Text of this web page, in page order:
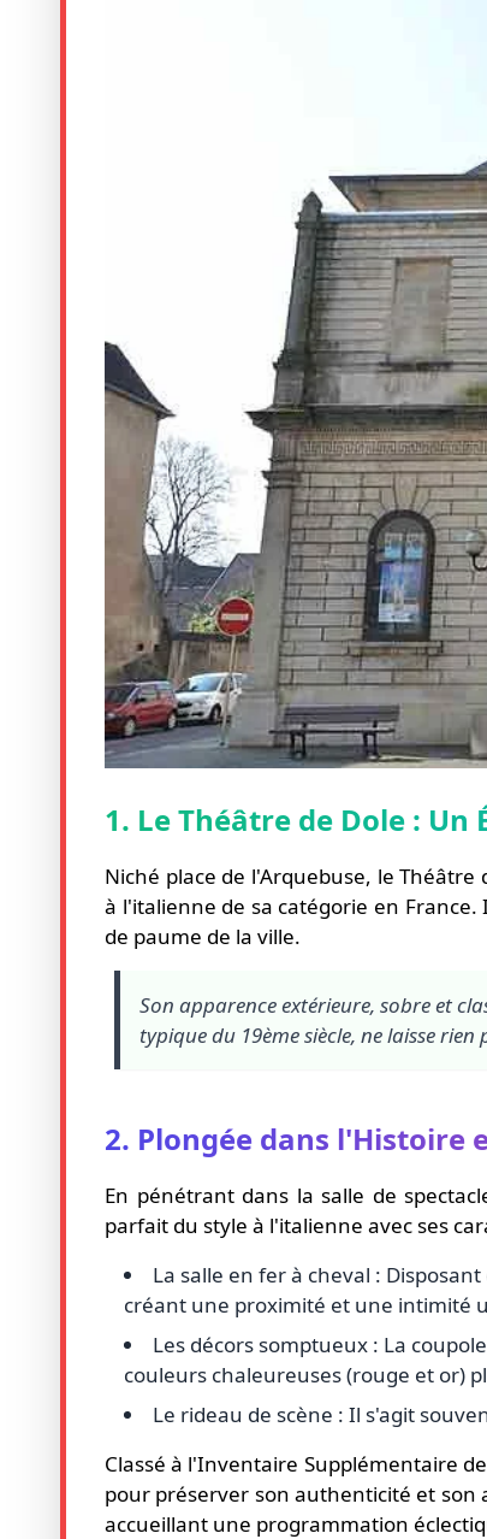
1. Le Théâtre de Dole :
Niché place de l'Arquebuse, le
à l'italienne de sa catégorie en
de paume de la ville.
Son apparence extérieure, sobre et
typique du 19ème siècle, ne laisse
2. Plongée dans
En pénétrant dans la salle de
parfait du style à l'italienne avec ses
La salle en fer à cheval :
créant une proximité et une intimité
Les décors somptueux : La
couleurs chaleureuses (rouge et or)
Le rideau de scène : Il s'agit
Classé à l'Inventaire Supplémentaire
pour préserver son authenticité et son
accueillant une programmation